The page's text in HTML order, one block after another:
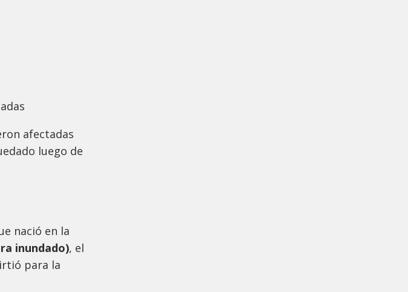
afectadas
luego de
nació en la
inundado), el
para la